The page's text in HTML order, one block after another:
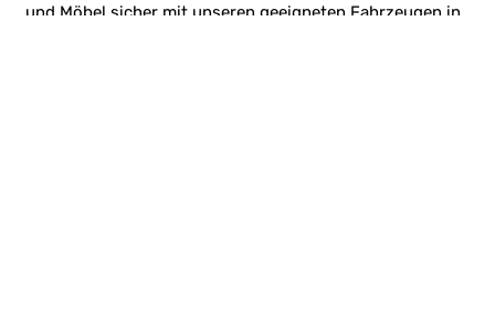
und Möbel sicher mit unseren geeigneten Fahrzeugen in